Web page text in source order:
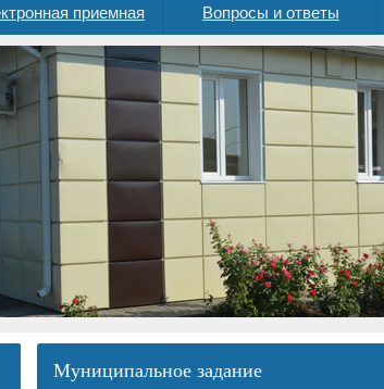
приемная Вопросы и ответы
Муниципальное задание